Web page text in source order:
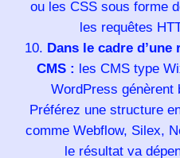
ou les CSS sous forme
les requêtes
Dans le cadre
CMS : les CMS type
WordPress génèrent
Préférez une structure
comme Webflow, Silex,
le résultat va